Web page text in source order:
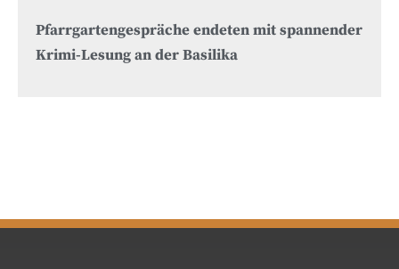
Pfarrgartengespräche endeten mit spannender
Krimi-Lesung an der Basilika